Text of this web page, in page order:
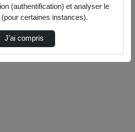
(authentification) et analyser le
certaines instances).
J’ai compris